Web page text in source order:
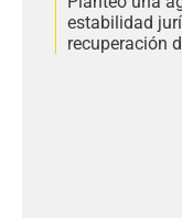
estabilidad
recuperación